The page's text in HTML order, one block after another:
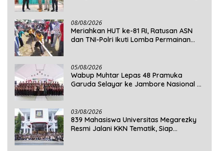
08/08/2026
Meriahkan HUT ke-81 RI, Ratusan ASN
dan TNI-Polri Ikuti Lomba Permainan
05/08/2026
Wabup Muhtar Lepas 48 Pramuka
Garuda Selayar ke Jambore Nasional XII
03/08/2026
839 Mahasiswa Universitas Megarezky
Resmi Jalani KKN Tematik, Siap